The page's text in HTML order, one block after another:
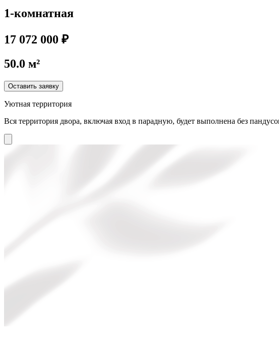
1-комнатная
17 072 000 ₽
50.0 м²
Оставить заявку
Уютная территория
Вся территория двора, включая вход в парадную, будет выполнена без